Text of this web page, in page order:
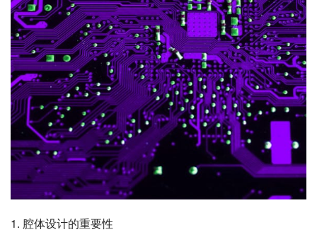
1. 腔体设计的重要性